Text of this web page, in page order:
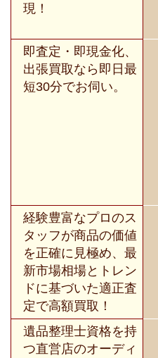
現！
即査定・即現金化、
出張買取なら即日最
短30分でお伺い。
経験豊富なプロのス
タッフが商品の価値
を正確に見極め、最
新市場相場とトレン
ドに基づいた適正査
定で高額買取！
遺品整理士資格を持
つ直営店のオーディ